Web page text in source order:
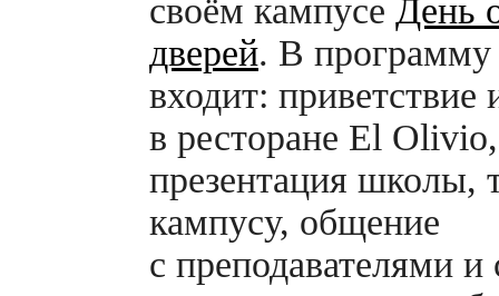
своём кампусе День
дверей. В
входит: приветствие
в ресторане El Olivio,
презентация школы,
кампусу, общение
с преподавателями и